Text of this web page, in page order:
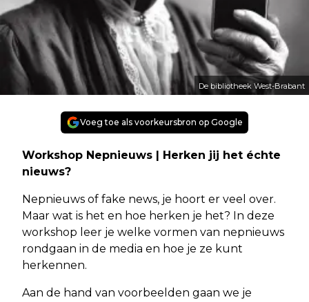
De bibliotheek West-Brabant
Voeg toe als voorkeursbron op Google
Workshop Nepnieuws | Herken jij het échte
nieuws?
Nepnieuws of fake news, je hoort er veel over.
Maar wat is het en hoe herken je het? In deze
workshop leer je welke vormen van nepnieuws
rondgaan in de media en hoe je ze kunt
herkennen.
Aan de hand van voorbeelden gaan we je